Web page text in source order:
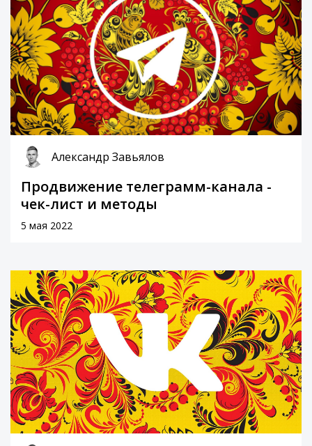
Александр Завьялов
Продвижение телеграмм-канала -
чек-лист и методы
5 мая 2022